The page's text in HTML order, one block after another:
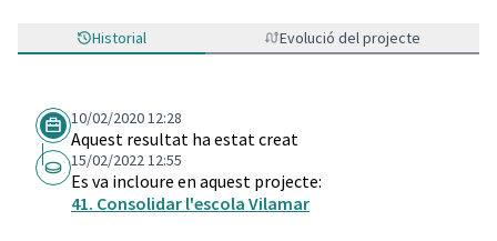
Historial Evolució del projecte
10/02/2020 12:28
Aquest resultat ha estat creat
15/02/2022 12:55
Es va incloure en aquest projecte:
41. Consolidar l'escola Vilamar